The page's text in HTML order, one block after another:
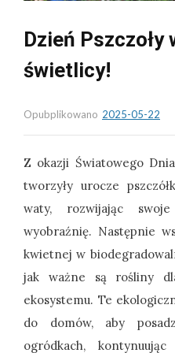
Dzień Pszczoły
świetlicy!
Opubplikowano 2025-05-22
Z okazji Światowego
tworzyły urocze
waty, rozwijając
wyobraźnię. Następnie
kwietnej w
jak ważne są rośliny
ekosystemu. Te
do domów, aby
ogródkach,